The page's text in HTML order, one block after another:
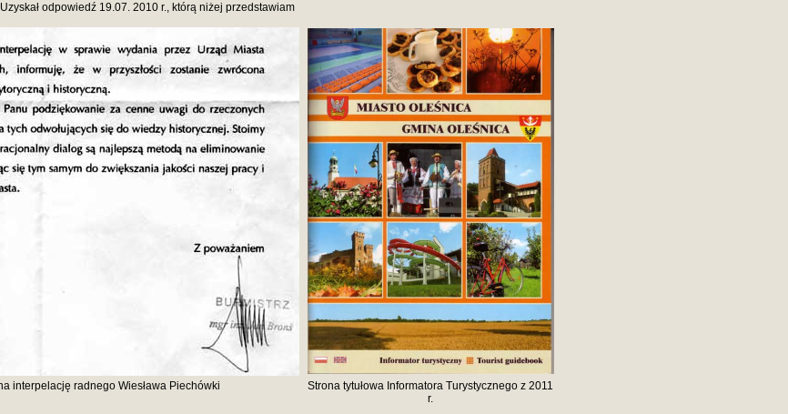
odpowiedź 19.07. 2010 r., którą niżej przedstawiam
interpelację radnego Wiesława Piechówki
Strona tytułowa Informatora Turystycznego z 2011
r.